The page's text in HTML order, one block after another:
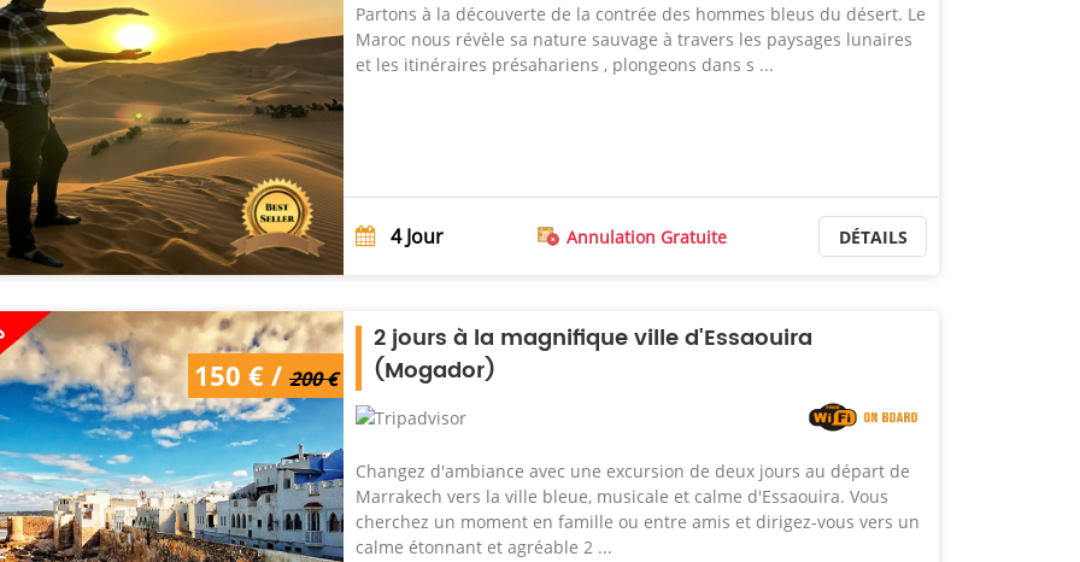
Partons à la découverte de la contrée des hommes bleus du désert. Le
Maroc nous révèle sa nature sauvage à travers les paysages lunaires
et les itinéraires présahariens , plongeons dans s ...
4Jour Annulation Gratuite DÉTAILS
150 € / 200 €
2 jours à la magnifique ville d'Essaouira
(Mogador)
Changez d'ambiance avec une excursion de deux jours au départ de
Marrakech vers la ville bleue, musicale et calme d'Essaouira. Vous
cherchez un moment en famille ou entre amis et dirigez-vous vers un
calme étonnant et agréable 2 ...